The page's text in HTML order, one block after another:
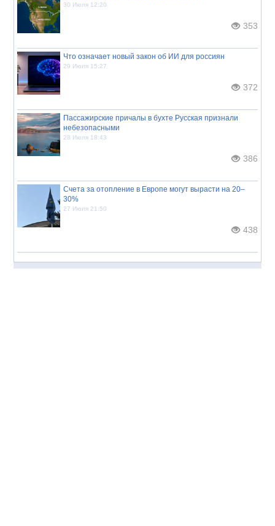
30 Июля 12:20
353
Что означает новый закон об ИИ для россиян
29 Июля 15:27
372
Пассажирские причалы в бухте Русская признали
небезопасными
28 Июля 18:43
386
Счета за отопление в Европе могут вырасти на 20–
30%
27 Июля 21:50
438